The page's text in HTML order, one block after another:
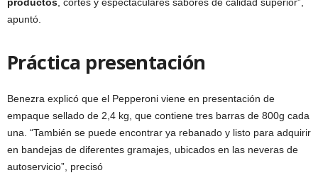
apuntó.
Práctica presentación
Benezra explicó que el Pepperoni viene en presentación de
empaque sellado de 2,4 kg, que contiene tres barras de 800g cada
una. “También se puede encontrar ya rebanado y listo para adquirir
en bandejas de diferentes gramajes, ubicados en las neveras de
autoservicio”, precisó